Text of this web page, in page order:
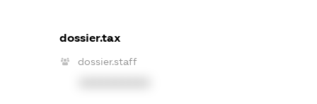
dossier.tax
dossier.staff